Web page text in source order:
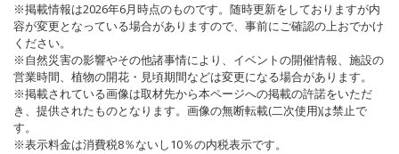
※掲載情報は2026年6月時点のものです。随時更新をしておりますが内
容が変更となっている場合がありますので、事前にご確認の上おでかけ
ください。
※自然災害の影響やその他諸事情により、イベントの開催情報、施設の
営業時間、植物の開花・見頃期間などは変更になる場合があります。
※掲載されている画像は取材先から本ページへの掲載の許諾をいただ
き、提供されたものとなります。画像の無断転載(二次使用)は禁止で
す。
※表示料金は消費税8％ないし10％の内税表示です。